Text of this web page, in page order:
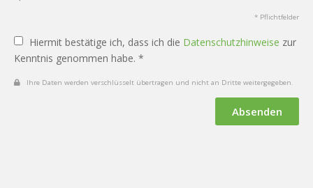
* Pflichtfelder
Hiermit bestätige ich, dass ich die Datenschutzhinweise zur
Kenntnis genommen habe. *
Ihre Daten werden verschlüsselt übertragen und nicht an Dritte weitergegeben.
Absenden